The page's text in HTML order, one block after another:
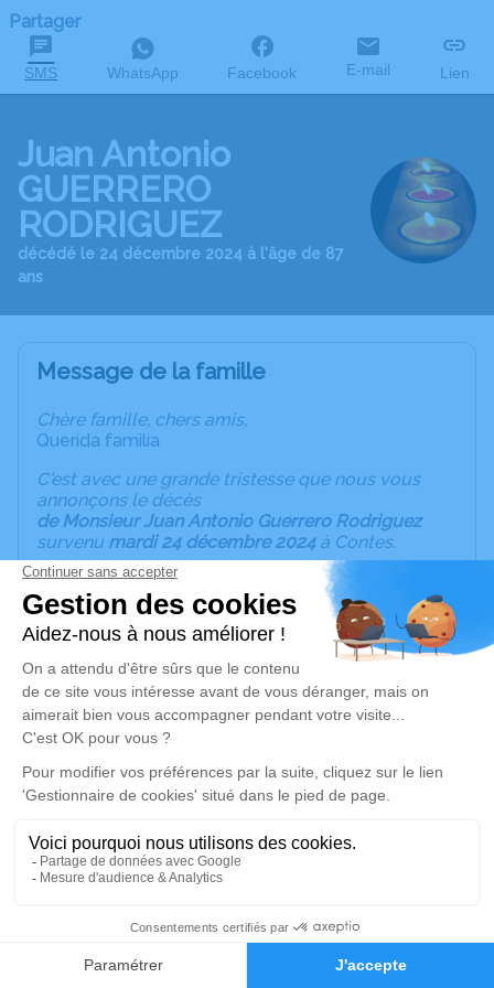
Faire-part Hommages
Partager
SMS WhatsApp Facebook E-mail Lien
Juan Antonio
GUERRERO
RODRIGUEZ
décédé le 24 décembre 2024 à l'âge de 87
ans
Message de la famille
Chère famille, chers amis,
Querida familia
C'est avec une grande tristesse que nous vous
annonçons le décès
de Monsieur Juan Antonio Guerrero Rodriguez
survenu mardi 24 décembre 2024à Contes.
La cérémonie se déroulera le mardi 31 décembre
2024 à 14h30 à l'adresse suivante : Église Saint
Jean Baptiste - 06340 Drap.
La ceremonia tendra lugar el marte 31 de
diciembre 2024 a las 14h30 en la siguiente Iglesia
Saint Jean Baptiste - 06340 DRAP
Cet espace privé est destiné à recueillir vos
condoléances ou le souvenir d’un moment passé.
Este espacio privado està destinado a recoger su
pesame o el recuerdo de un momento pasado.
et ses petits-enfants;
Su esposa, sus hijos, su nuera, su yerno y sus
nietos;